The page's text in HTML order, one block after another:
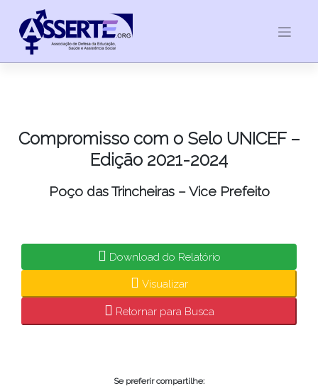
content
Compromisso com o Selo UNICEF –
Edição 2021-2024
Poço das Trincheiras – Vice Prefeito
Download do Relatório
Visualizar
Retornar para Busca
Se preferir compartilhe: